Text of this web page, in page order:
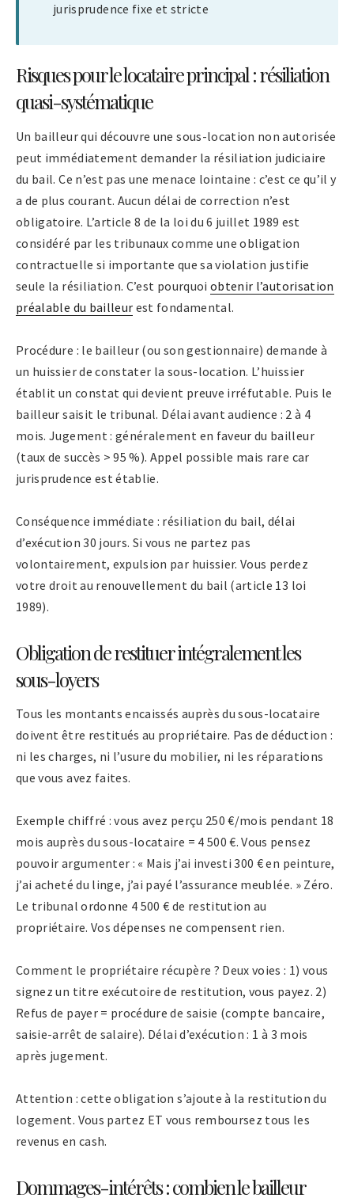
jurisprudence fixe et stricte
Risques pour le locataire principal : résiliation
quasi-systématique
Un bailleur qui découvre une sous-location non autorisée
peut immédiatement demander la résiliation judiciaire
du bail. Ce n’est pas une menace lointaine : c’est ce qu’il y
a de plus courant. Aucun délai de correction n’est
obligatoire. L’article 8 de la loi du 6 juillet 1989 est
considéré par les tribunaux comme une obligation
contractuelle si importante que sa violation justifie
seule la résiliation. C’est pourquoi obtenir l’autorisation
préalable du bailleur est fondamental.
Procédure : le bailleur (ou son gestionnaire) demande à
un huissier de constater la sous-location. L’huissier
établit un constat qui devient preuve irréfutable. Puis le
bailleur saisit le tribunal. Délai avant audience : 2 à 4
mois. Jugement : généralement en faveur du bailleur
(taux de succès > 95 %). Appel possible mais rare car
jurisprudence est établie.
Conséquence immédiate : résiliation du bail, délai
d’exécution 30 jours. Si vous ne partez pas
volontairement, expulsion par huissier. Vous perdez
votre droit au renouvellement du bail (article 13 loi
1989).
Obligation de restituer intégralement les
sous-loyers
Tous les montants encaissés auprès du sous-locataire
doivent être restitués au propriétaire. Pas de déduction :
ni les charges, ni l’usure du mobilier, ni les réparations
que vous avez faites.
Exemple chiffré : vous avez perçu 250 €/mois pendant 18
mois auprès du sous-locataire = 4 500 €. Vous pensez
pouvoir argumenter : « Mais j’ai investi 300 € en peinture,
j’ai acheté du linge, j’ai payé l’assurance meublée. » Zéro.
Le tribunal ordonne 4 500 € de restitution au
propriétaire. Vos dépenses ne compensent rien.
Comment le propriétaire récupère ? Deux voies : 1) vous
signez un titre exécutoire de restitution, vous payez. 2)
Refus de payer = procédure de saisie (compte bancaire,
saisie-arrêt de salaire). Délai d’exécution : 1 à 3 mois
après jugement.
Attention : cette obligation s’ajoute à la restitution du
logement. Vous partez ET vous remboursez tous les
revenus en cash.
Dommages-intérêts : combien le bailleur